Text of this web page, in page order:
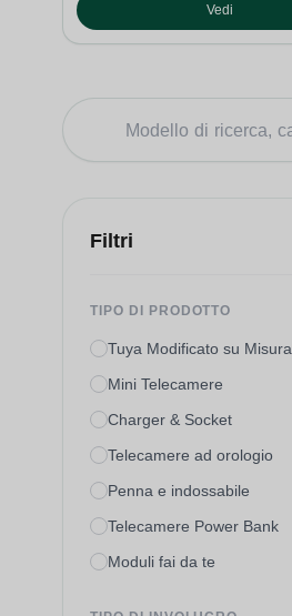
Vedi
Filtri
TIPO DI PRODOTTO
Tuya Modificato su Misura
Mini Telecamere
Charger & Socket
Telecamere ad orologio
Penna e indossabile
Telecamere Power Bank
Moduli fai da te